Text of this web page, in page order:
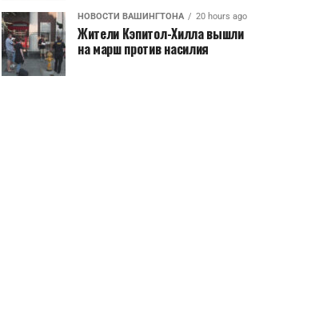
НОВОСТИ ВАШИНГТОНА 20 hours ago
Жители Кэпитол-Хилла вышли
на марш против насилия